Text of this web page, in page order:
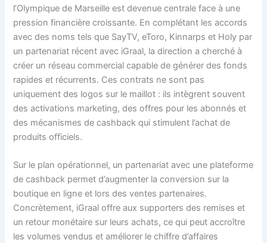
l’Olympique de Marseille est devenue centrale face à une
pression financière croissante. En complétant les accords
avec des noms tels que SayTV, eToro, Kinnarps et Holy par
un partenariat récent avec iGraal, la direction a cherché à
créer un réseau commercial capable de générer des fonds
rapides et récurrents. Ces contrats ne sont pas
uniquement des logos sur le maillot : ils intègrent souvent
des activations marketing, des offres pour les abonnés et
des mécanismes de cashback qui stimulent l’achat de
produits officiels.
Sur le plan opérationnel, un partenariat avec une plateforme
de cashback permet d’augmenter la conversion sur la
boutique en ligne et lors des ventes partenaires.
Concrètement, iGraal offre aux supporters des remises et
un retour monétaire sur leurs achats, ce qui peut accroître
les volumes vendus et améliorer le chiffre d’affaires